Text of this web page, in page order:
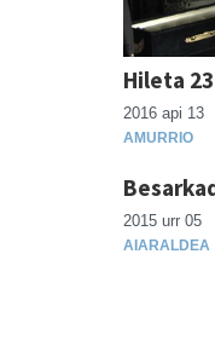
Hileta
2016 api 13
AMURRIO
2015 urr 05
AIARALDEA